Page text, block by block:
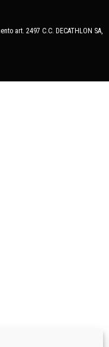
art. 2497 C.C. DECATHLON SA,